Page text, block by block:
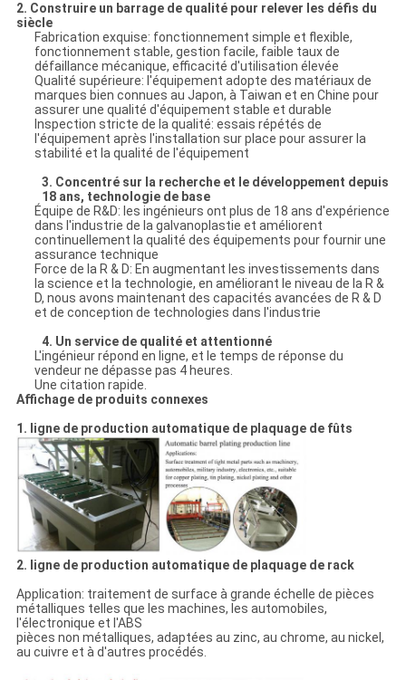
2. Construire un barrage de qualité pour relever les défis du
siècle
Fabrication exquise: fonctionnement simple et flexible,
fonctionnement stable, gestion facile, faible taux de
défaillance mécanique, efficacité d'utilisation élevée
Qualité supérieure: l'équipement adopte des matériaux de
marques bien connues au Japon, à Taiwan et en Chine pour
assurer une qualité d'équipement stable et durable
Inspection stricte de la qualité: essais répétés de
l'équipement après l'installation sur place pour assurer la
stabilité et la qualité de l'équipement
3. Concentré sur la recherche et le développement depuis
18 ans, technologie de base
Équipe de R&D: les ingénieurs ont plus de 18 ans d'expérience
dans l'industrie de la galvanoplastie et améliorent
continuellement la qualité des équipements pour fournir une
assurance technique
Force de la R & D: En augmentant les investissements dans
la science et la technologie, en améliorant le niveau de la R &
D, nous avons maintenant des capacités avancées de R & D
et de conception de technologies dans l'industrie
4. Un service de qualité et attentionné
L'ingénieur répond en ligne, et le temps de réponse du
vendeur ne dépasse pas 4 heures.
Une citation rapide.
Affichage de produits connexes
1. ligne de production automatique de plaquage de fûts
2. ligne de production automatique de plaquage de rack
Application: traitement de surface à grande échelle de pièces
métalliques telles que les machines, les automobiles,
l'électronique et l'ABS
pièces non métalliques, adaptées au zinc, au chrome, au nickel,
au cuivre et à d'autres procédés.